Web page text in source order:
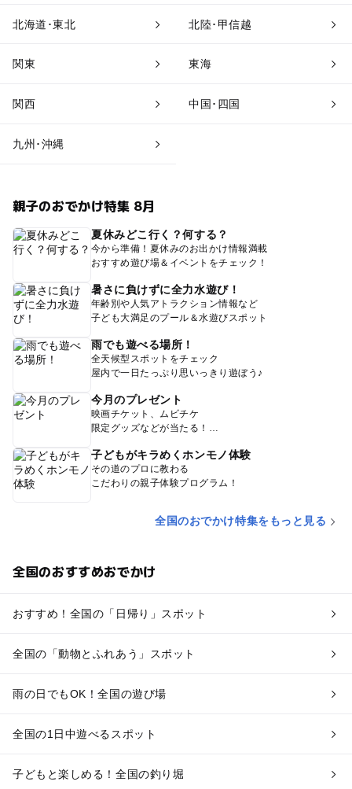
北海道･東北 北陸･甲信越
関東 東海
関西 中国･四国
九州･沖縄
親子のおでかけ特集 8月
夏休みどこ行く？何する？
今から準備！夏休みのお出かけ情報満載
おすすめ遊び場＆イベントをチェック！
暑さに負けずに全力水遊び！
年齢別や人気アトラクション情報など
子ども大満足のプール＆水遊びスポット
雨でも遊べる場所！
全天候型スポットをチェック
屋内で一日たっぷり思いっきり遊ぼう♪
今月のプレゼント
映画チケット、ムビチケ
限定グッズなどが当たる！
子どもがキラめくホンモノ体験
その道のプロに教わる
こだわりの親子体験プログラム！
全国のおでかけ特集をもっと見る
全国のおすすめおでかけ
おすすめ！全国の「日帰り」スポット
全国の「動物とふれあう」スポット
雨の日でもOK！全国の遊び場
全国の1日中遊べるスポット
子どもと楽しめる！全国の釣り堀